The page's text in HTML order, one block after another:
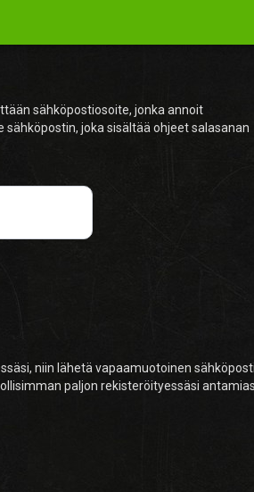
sähköpostiosoite, jonka annoit
joka sisältää ohjeet salasanan
niin lähetä vapaamuotoinen
paljon rekisteröityessäsi